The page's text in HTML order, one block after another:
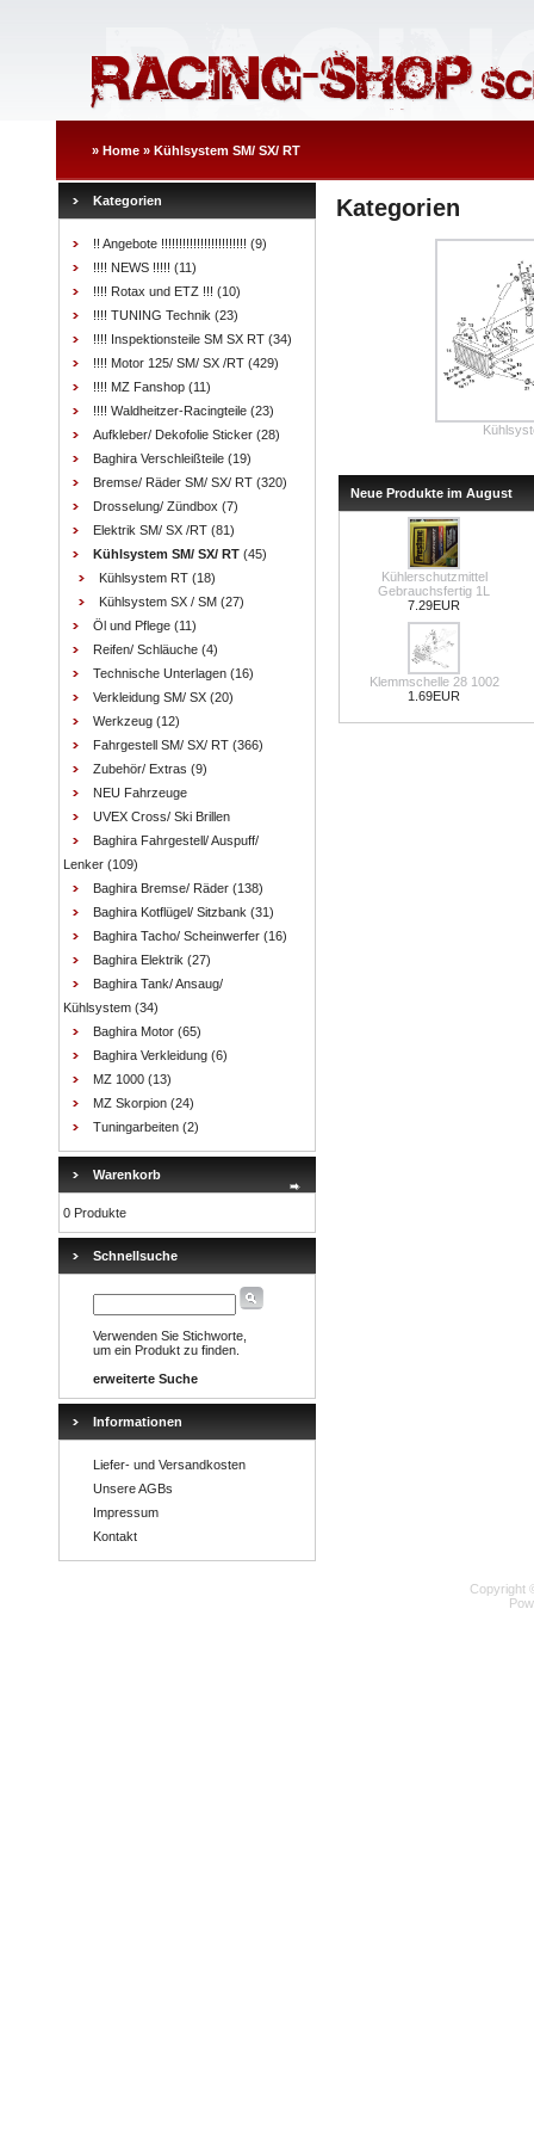
» Home » Kühlsystem SM/ SX/ RT
Kategorien
!! Angebote !!!!!!!!!!!!!!!!!!!!!!!! (9)
!!!! NEWS !!!!! (11)
!!!! Rotax und ETZ !!! (10)
!!!! TUNING Technik (23)
!!!! Inspektionsteile SM SX RT (34)
!!!! Motor 125/ SM/ SX /RT (429)
!!!! MZ Fanshop (11)
!!!! Waldheitzer-Racingteile (23)
Aufkleber/ Dekofolie Sticker (28)
Baghira Verschleißteile (19)
Bremse/ Räder SM/ SX/ RT (320)
Drosselung/ Zündbox (7)
Elektrik SM/ SX /RT (81)
Kühlsystem SM/ SX/ RT (45)
Kühlsystem RT (18)
Kühlsystem SX / SM (27)
Öl und Pflege (11)
Reifen/ Schläuche (4)
Technische Unterlagen (16)
Verkleidung SM/ SX (20)
Werkzeug (12)
Fahrgestell SM/ SX/ RT (366)
Zubehör/ Extras (9)
NEU Fahrzeuge
UVEX Cross/ Ski Brillen
Baghira Fahrgestell/ Auspuff/
Lenker (109)
Baghira Bremse/ Räder (138)
Baghira Kotflügel/ Sitzbank (31)
Baghira Tacho/ Scheinwerfer (16)
Baghira Elektrik (27)
Baghira Tank/ Ansaug/
Kühlsystem (34)
Baghira Motor (65)
Baghira Verkleidung (6)
MZ 1000 (13)
MZ Skorpion (24)
Tuningarbeiten (2)
Warenkorb
0 Produkte
Schnellsuche
Verwenden Sie Stichworte,
um ein Produkt zu finden.
erweiterte Suche
Informationen
Liefer- und Versandkosten
Unsere AGBs
Impressum
Kontakt
Kategorien
Neue Produkte im August
Kühlerschutzmittel
Gebrauchsfertig 1L
7.29EUR
Klemmschelle 28 1002
1.69EUR
Copyright